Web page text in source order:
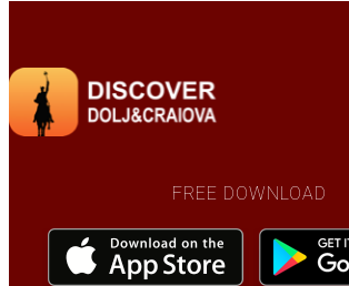
FREE DOWNLOAD